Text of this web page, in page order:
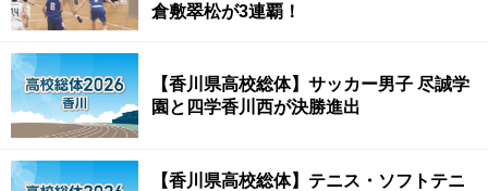
倉敷翠松が3連覇！
【香川県高校総体】サッカー男子 尽誠学
園と四学香川西が決勝進出
【香川県高校総体】テニス・ソフトテニ